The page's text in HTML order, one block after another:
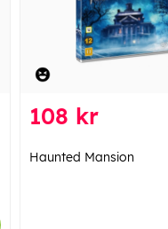
108 kr
Haunted Mansion